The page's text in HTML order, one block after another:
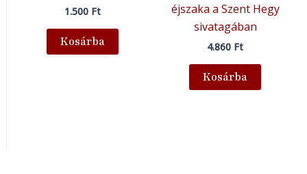
1.500 Ft
Kosárba
éjszaka a Szent Hegy
sivatagában
4.860 Ft
Kosárba